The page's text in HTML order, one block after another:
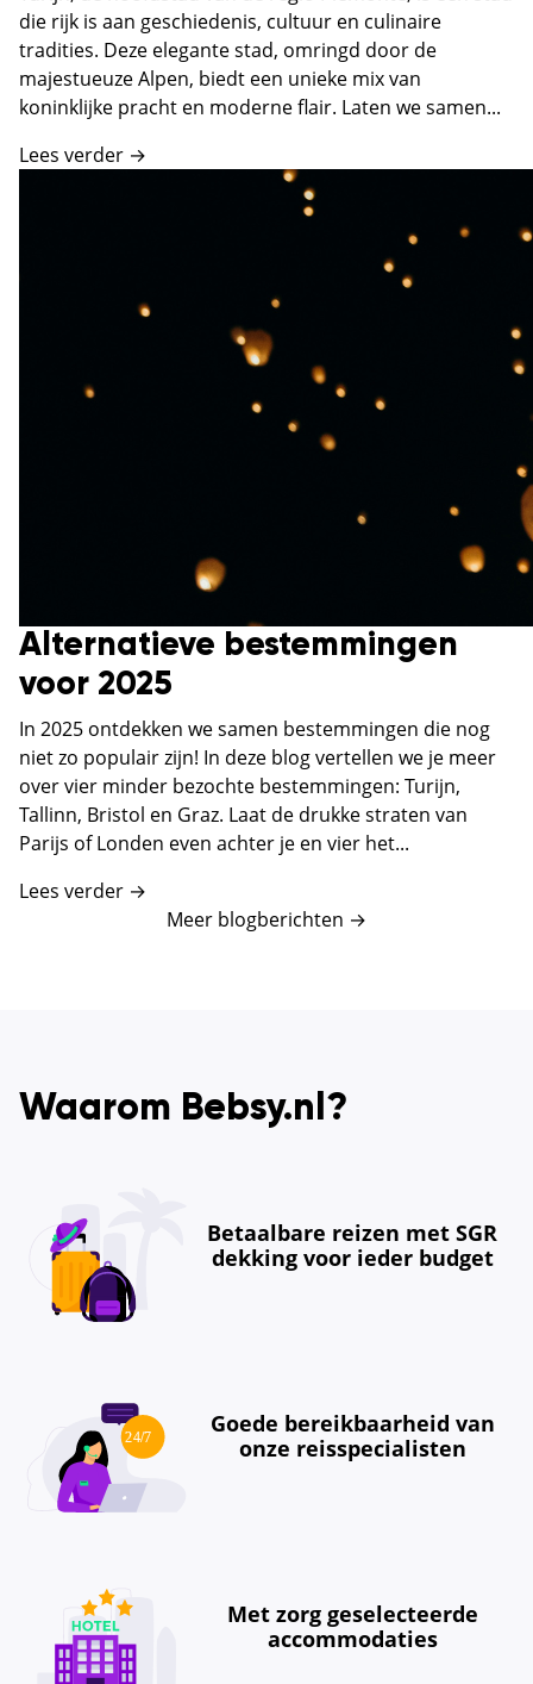
die rijk is aan geschiedenis, cultuur en culinaire
tradities. Deze elegante stad, omringd door de
majestueuze Alpen, biedt een unieke mix van
koninklijke pracht en moderne flair. Laten we samen...
Lees verder →
Alternatieve bestemmingen
voor 2025
In 2025 ontdekken we samen bestemmingen die nog
niet zo populair zijn! In deze blog vertellen we je meer
over vier minder bezochte bestemmingen: Turijn,
Tallinn, Bristol en Graz. Laat de drukke straten van
Parijs of Londen even achter je en vier het...
Lees verder →
Meer blogberichten →
Waarom Bebsy.nl?
Betaalbare reizen met SGR
dekking voor ieder budget
Goede bereikbaarheid van
onze reisspecialisten
Met zorg geselecteerde
accommodaties